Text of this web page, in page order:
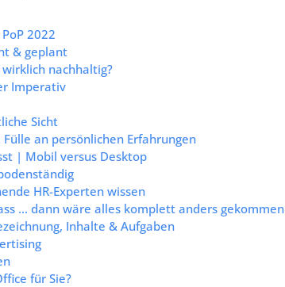
2022
& geplant
nachhaltig?
Imperativ
Sicht
an persönlichen Erfahrungen
| Mobil versus Desktop
HR-Experten wissen
… dann wäre alles komplett anders gekommen
Inhalte & Aufgaben
für Sie?